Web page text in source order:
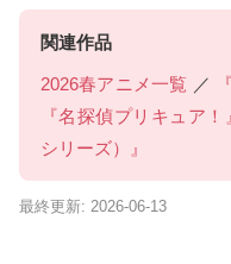
関連作品
2026春アニメ一覧 ／
『名探偵プリキュア！
シリーズ）』
最終更新: 2026-06-13